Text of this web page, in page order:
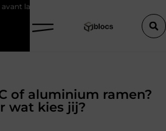
of aluminium ramen?
wat kies jij?